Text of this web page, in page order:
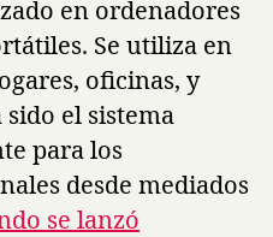
en ordenadores
Se utiliza en
oficinas, y
el sistema
para los
desde mediados
se lanzó